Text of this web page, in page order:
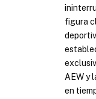
figura
AEW y
en